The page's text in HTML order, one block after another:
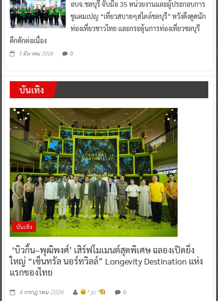
อบจ.ชลบุรี จับมือ 35 หน่วยงานและผู้ประกอบการ
ชูแคมเปญ “เที่ยวสบายๆสไตล์ชลบุรี” หวังดึงดูดนัก
ท่องเที่ยวชาวไทย และกระตุ้นการท่องเที่ยวชลบุรี
คึกคักต่อเนื่อง
5 มีนาคม 2026 0
บันเทิง
บันเทิง
‘บิวกิ้น–พุฒิพงศ์’ เสิร์ฟโมเมนต์สุดพิเศษ ฉลองเปิดยิ่ง
ใหญ่ “เซ็นทรัล นอร์ทวิลล์” Longevity Destination แห่ง
แรกของไทย
4 กรกฎาคม 2026 ^ jo ^ 0